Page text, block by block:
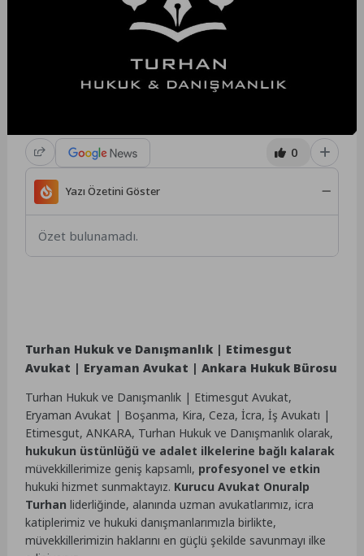
0
Yazı Özetini Göster
Özet bulunamadı.
Turhan Hukuk ve Danışmanlık | Etimesgut
Avukat | Eryaman Avukat | Ankara Hukuk Bürosu
Turhan Hukuk ve Danışmanlık | Etimesgut Avukat,
Eryaman Avukat | Boşanma, Kira, Ceza, İcra, İş Avukatı |
Etimesgut, ANKARA, Turhan Hukuk ve Danışmanlık olarak,
hukukun üstünlüğü ve adalet ilkelerine bağlı kalarak
müvekkillerimize geniş kapsamlı, profesyonel ve etkin
hukuki hizmet sunmaktayız. Kurucu Avukat Onuralp
Turhan liderliğinde, alanında uzman avukatlarımız, icra
katiplerimiz ve hukuki danışmanlarımızla birlikte,
müvekkillerimizin haklarını en güçlü şekilde savunmayı ilke